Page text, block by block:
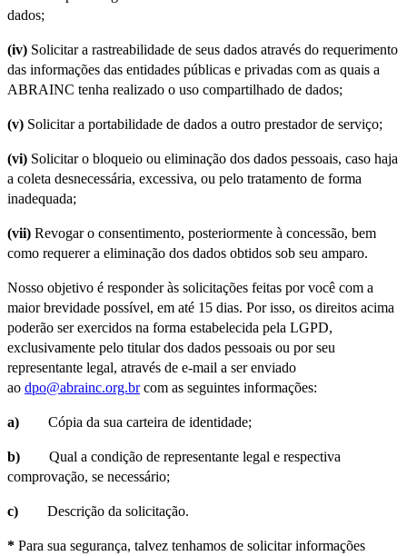
dados;
(iv) Solicitar a rastreabilidade de seus dados através do requerimento
das informações das entidades públicas e privadas com as quais a
ABRAINC tenha realizado o uso compartilhado de dados;
(v) Solicitar a portabilidade de dados a outro prestador de serviço;
(vi) Solicitar o bloqueio ou eliminação dos dados pessoais, caso haja
a coleta desnecessária, excessiva, ou pelo tratamento de forma
inadequada;
(vii) Revogar o consentimento, posteriormente à concessão, bem
como requerer a eliminação dos dados obtidos sob seu amparo.
Nosso objetivo é responder às solicitações feitas por você com a
maior brevidade possível, em até 15 dias. Por isso, os direitos acima
poderão ser exercidos na forma estabelecida pela LGPD,
exclusivamente pelo titular dos dados pessoais ou por seu
representante legal, através de e-mail a ser enviado
ao dpo@abrainc.org.br com as seguintes informações:
a) Cópia da sua carteira de identidade;
b) Qual a condição de representante legal e respectiva
comprovação, se necessário;
c) Descrição da solicitação.
* Para sua segurança, talvez tenhamos de solicitar informações